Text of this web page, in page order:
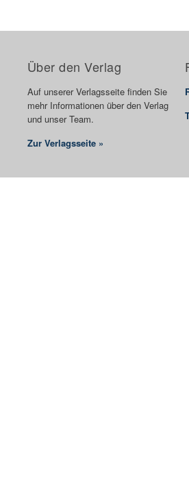
Über den Verlag
Auf unserer Verlagsseite finden Sie
mehr Informationen über den Verlag
und unser Team.
Zur Verlagsseite »